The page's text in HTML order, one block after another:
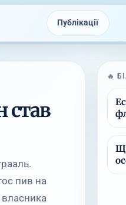
Публікації
став
пив на
власника
🔥